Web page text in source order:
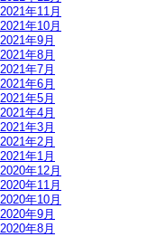
2021年11月
2021年10月
2021年9月
2021年8月
2021年7月
2021年6月
2021年5月
2021年4月
2021年3月
2021年2月
2021年1月
2020年12月
2020年11月
2020年10月
2020年9月
2020年8月